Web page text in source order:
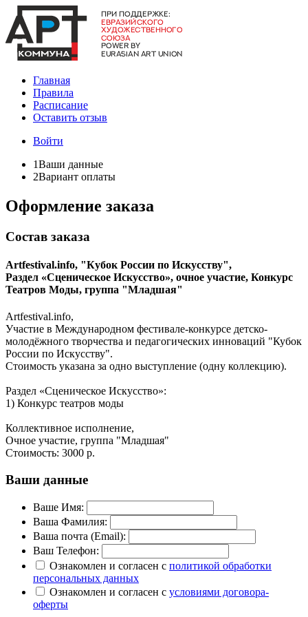
Главная
Правила
Расписание
Оставить отзыв
Войти
1Ваши данные
2Вариант оплаты
Оформление заказа
Состав заказа
Artfestival.info, "Кубок России по Искусству",
Раздел «Сценическое Искусство», очное участие, Конкурс
Театров Моды, группа "Младшая"
Artfestival.info,
Участие в Международном фестивале-конкурсе детско-
молодёжного творчества и педагогических инноваций "Кубок
России по Искусству".
Стоимость указана за одно выступление (одну коллекцию).
Раздел «Сценическое Искусство»:
1) Конкурс театров моды
Коллективное исполнение,
Очное участие, группа "Младшая"
Стоимость: 3000 р.
Ваши данные
Ваше Имя:
Ваша Фамилия:
Ваша почта (Email):
Ваш Телефон:
Ознакомлен и согласен с политикой обработки
персональных данных
Ознакомлен и согласен с условиями договора-
оферты